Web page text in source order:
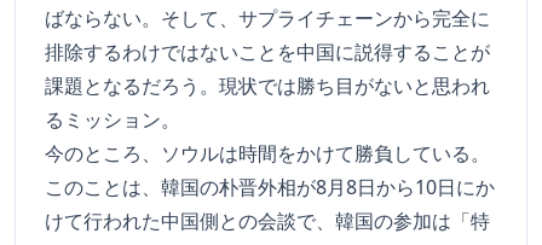
ばならない。そして、サプライチェーンから完全に
排除するわけではないことを中国に説得することが
課題となるだろう。現状では勝ち目がないと思われ
るミッション。
今のところ、ソウルは時間をかけて勝負している。
このことは、韓国の朴晋外相が8月8日から10日にか
けて行われた中国側との会談で、韓国の参加は「特